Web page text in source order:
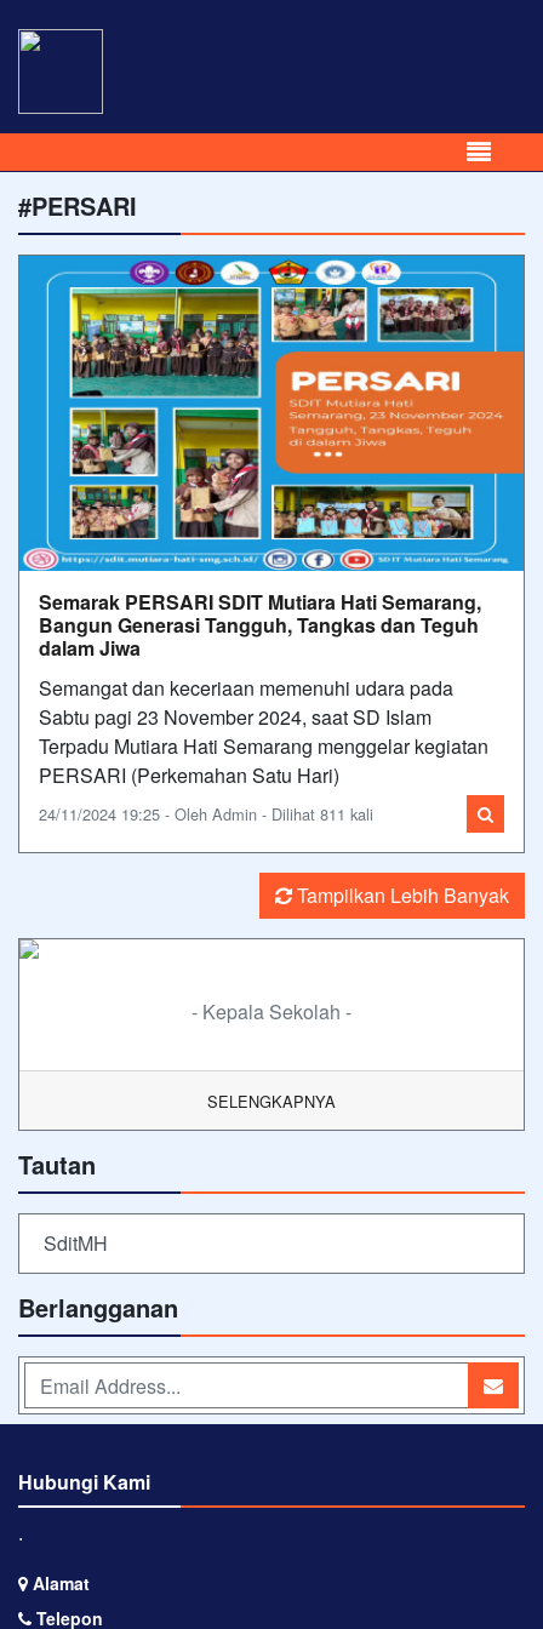
#PERSARI
Semarak PERSARI SDIT Mutiara Hati Semarang,
Bangun Generasi Tangguh, Tangkas dan Teguh
dalam Jiwa
Semangat dan keceriaan memenuhi udara pada
Sabtu pagi 23 November 2024, saat SD Islam
Terpadu Mutiara Hati Semarang menggelar kegiatan
PERSARI (Perkemahan Satu Hari)
24/11/2024 19:25 - Oleh Admin - Dilihat 811 kali
Tampilkan Lebih Banyak
- Kepala Sekolah -
SELENGKAPNYA
Tautan
SditMH
Berlangganan
Hubungi Kami
⋅
Alamat
Telepon